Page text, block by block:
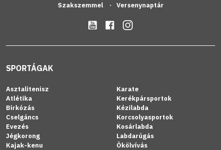
Szakszemmel Versenynaptár
SPORTÁGAK
Asztalitenisz
Atlétika
Birkózás
Cselgáncs
Evezés
Jégkorong
Kajak-kenu
Karate
Kerékpársportok
Kézilabda
Korcsolyasportok
Kosárlabda
Labdarúgás
Ökölvívás